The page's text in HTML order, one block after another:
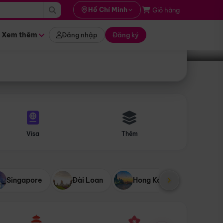
Hồ Chí Minh Giỏ hàng
Xem thêm Đăng nhập Đăng ký
Tìm tour
Visa Thêm
Singapore Đài Loan Hong Kong